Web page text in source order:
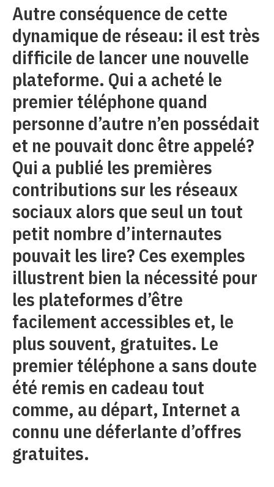
Autre conséquence de cette
dynamique de réseau: il est très
difficile de lancer une nouvelle
plateforme. Qui a acheté le
premier téléphone quand
personne d’autre n’en possédait
et ne pouvait donc être appelé?
Qui a publié les premières
contributions sur les réseaux
sociaux alors que seul un tout
petit nombre d’internautes
pouvait les lire? Ces exemples
illustrent bien la nécessité pour
les plateformes d’être
facilement accessibles et, le
plus souvent, gratuites. Le
premier téléphone a sans doute
été remis en cadeau tout
comme, au départ, Internet a
connu une déferlante d’offres
gratuites.